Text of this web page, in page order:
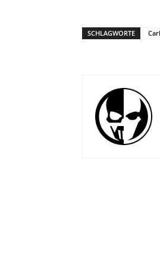
SCHLAGWORTE